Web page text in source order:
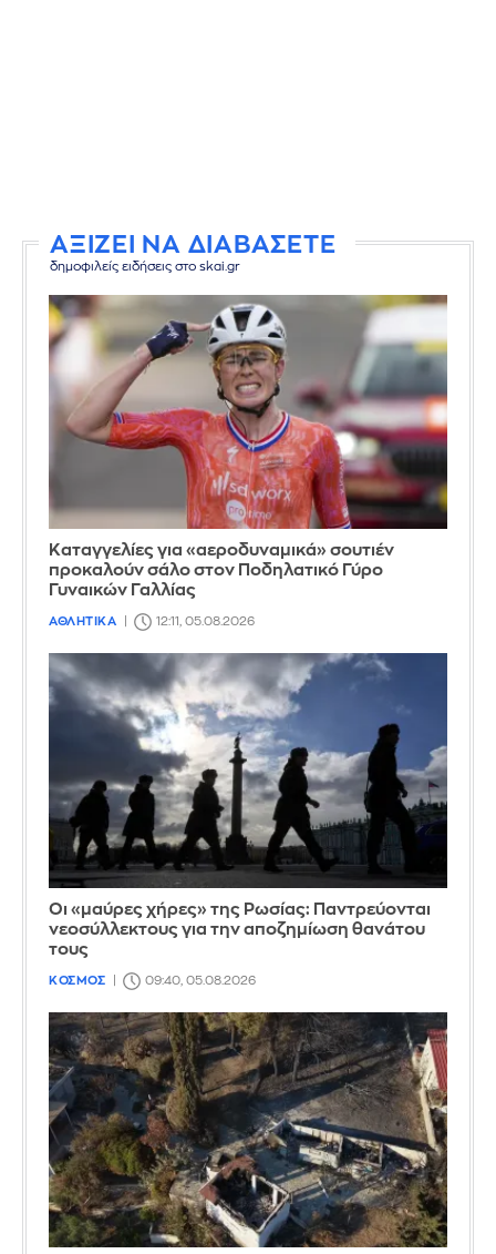
ΑΞΙΖΕΙ ΝΑ ΔΙΑΒΑΣΕΤΕ
δημοφιλείς ειδήσεις στο skai.gr
Καταγγελίες για «αεροδυναμικά» σουτιέν
προκαλούν σάλο στον Ποδηλατικό Γύρο
Γυναικών Γαλλίας
ΑΘΛΗΤΙΚΑ 12:11, 05.08.2026
Οι «μαύρες χήρες» της Ρωσίας: Παντρεύονται
νεοσύλλεκτους για την αποζημίωση θανάτου
τους
ΚΟΣΜΟΣ 09:40, 05.08.2026